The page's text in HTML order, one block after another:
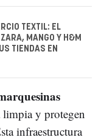
TEXTIL: EL
MANGO Y H&M
TIENDAS EN
limpia y protegen
infraestructura